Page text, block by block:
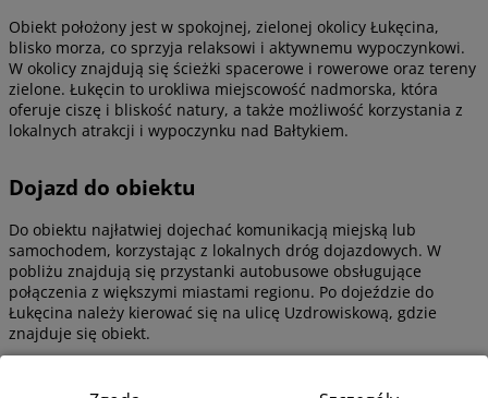
Obiekt położony jest w spokojnej, zielonej okolicy Łukęcina,
blisko morza, co sprzyja relaksowi i aktywnemu wypoczynkowi.
W okolicy znajdują się ścieżki spacerowe i rowerowe oraz tereny
zielone. Łukęcin to urokliwa miejscowość nadmorska, która
oferuje ciszę i bliskość natury, a także możliwość korzystania z
lokalnych atrakcji i wypoczynku nad Bałtykiem.
Dojazd do obiektu
Do obiektu najłatwiej dojechać komunikacją miejską lub
samochodem, korzystając z lokalnych dróg dojazdowych. W
pobliżu znajdują się przystanki autobusowe obsługujące
połączenia z większymi miastami regionu. Po dojeździe do
Łukęcina należy kierować się na ulicę Uzdrowiskową, gdzie
znajduje się obiekt.